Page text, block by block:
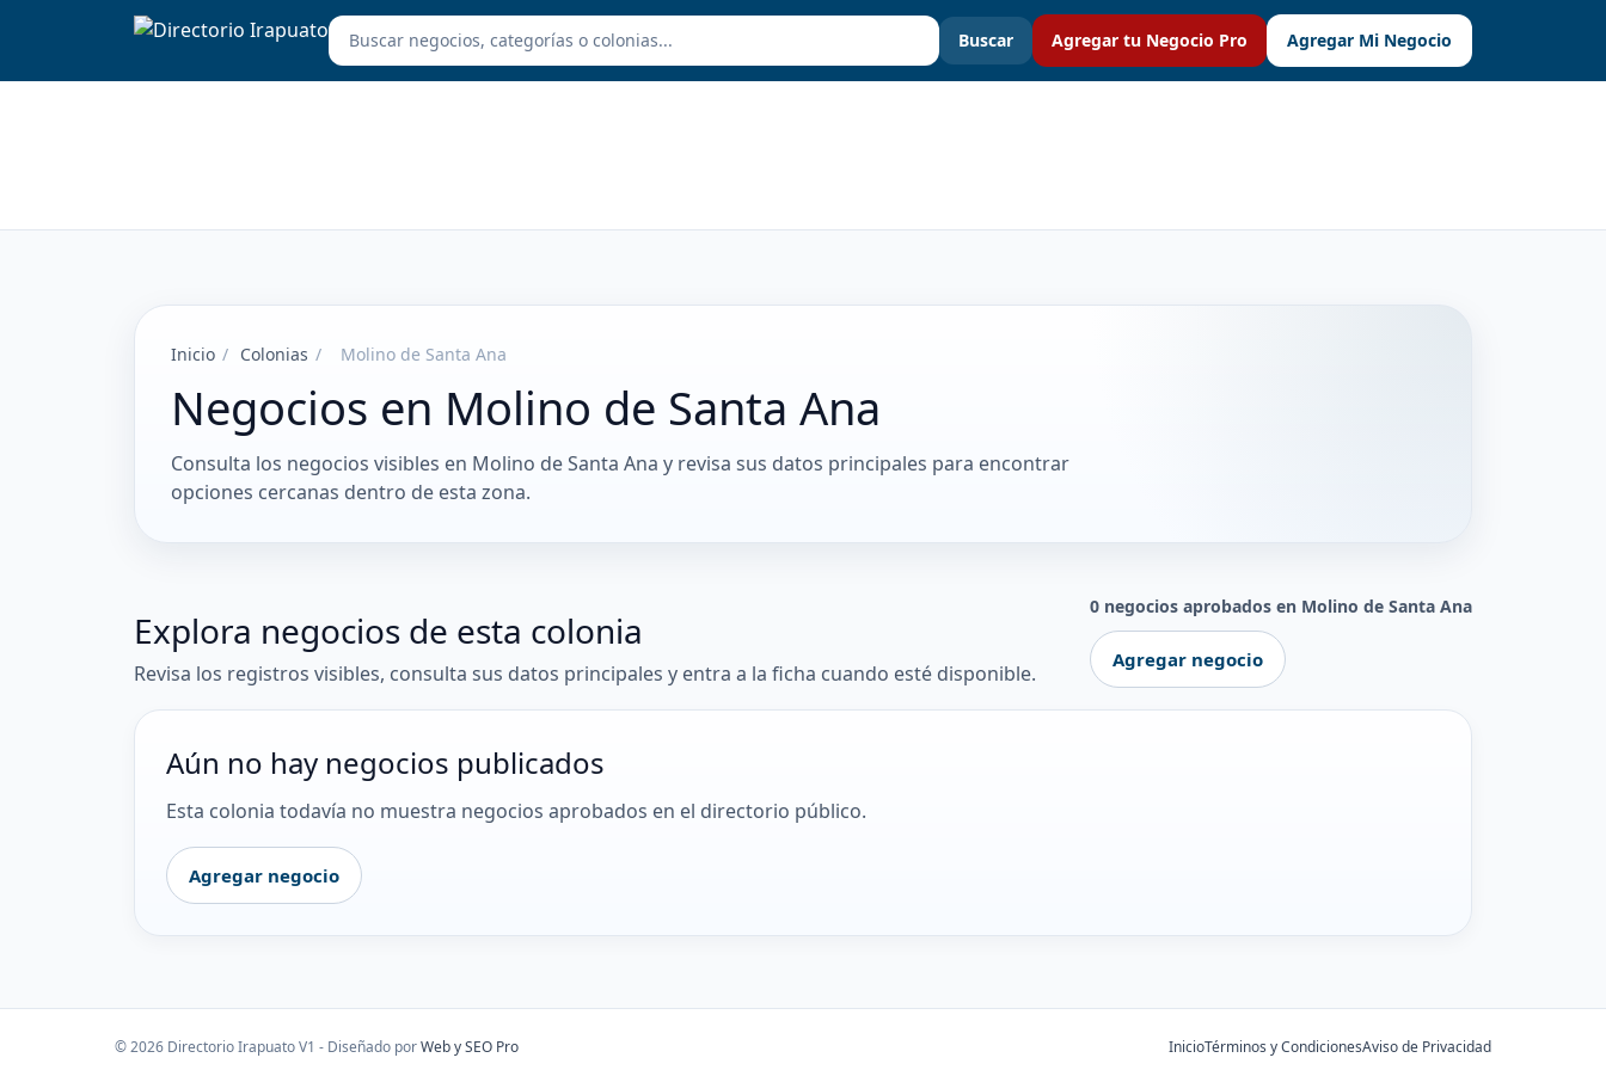
Buscar Agregar tu Negocio Pro Agregar Mi Negocio
Inicio / Colonias / Molino de Santa Ana
Negocios en Molino de Santa Ana
Consulta los negocios visibles en Molino de Santa Ana y revisa sus datos principales para encontrar
opciones cercanas dentro de esta zona.
Explora negocios de esta colonia
Revisa los registros visibles, consulta sus datos principales y entra a la ficha cuando esté disponible.
0 negocios aprobados en Molino de Santa Ana
Agregar negocio
Aún no hay negocios publicados
Esta colonia todavía no muestra negocios aprobados en el directorio público.
Agregar negocio
© 2026 Directorio Irapuato V1 - Diseñado porWeb y SEO Pro InicioTérminos y CondicionesAviso de Privacidad